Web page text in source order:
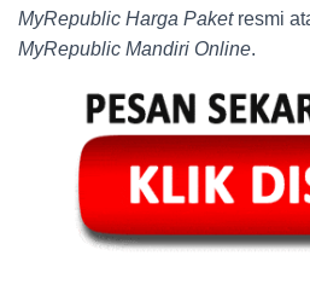
MyRepublic Harga Paketresmi
MyRepublic Mandiri Online.